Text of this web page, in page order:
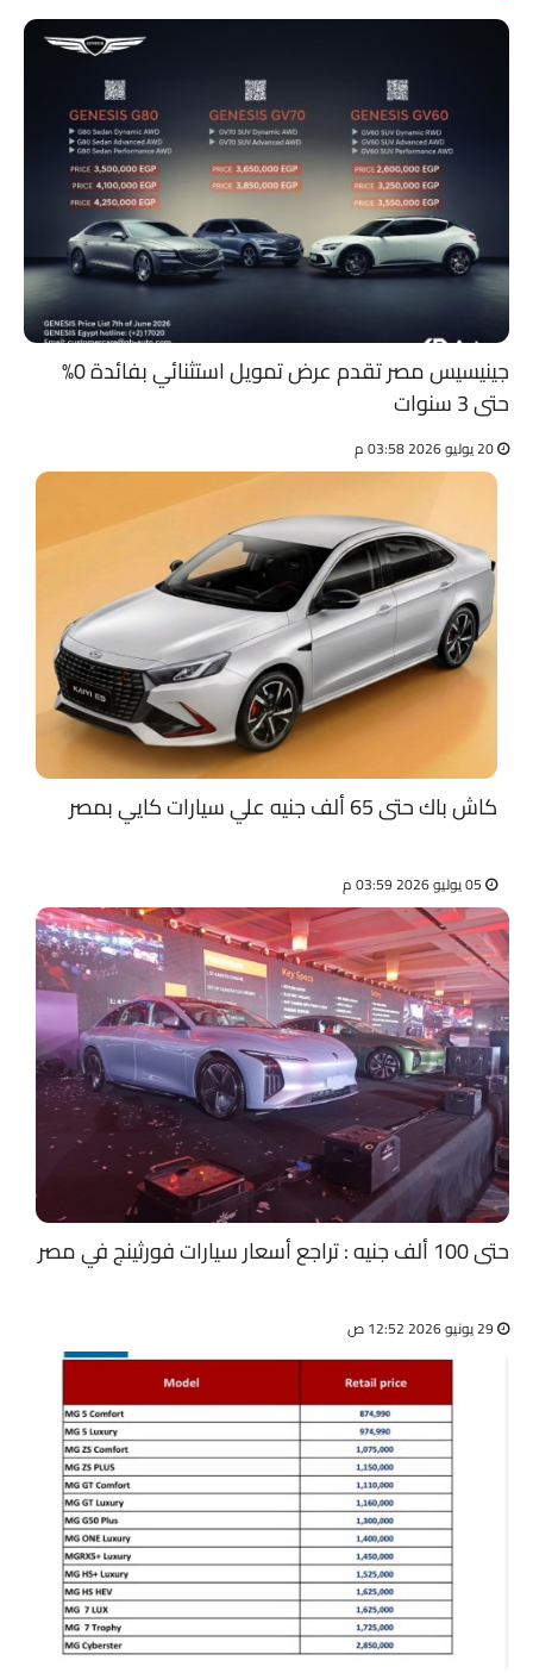
جينيسيس مصر تقدم عرض تمويل استثنائي بفائدة 0%
حتى 3 سنوات
كاش باك حتى 65 ألف جنيه علي سيارات كايي بمصر
حتى 100 ألف جنيه : تراجع أسعار سيارات فورثينج في مصر